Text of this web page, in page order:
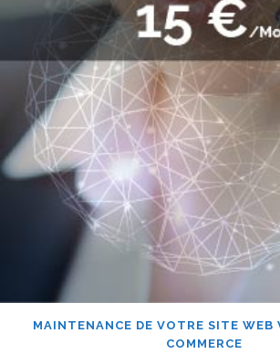
MAINTENANCE DE VOTRE SITE WEB
COMMERCE